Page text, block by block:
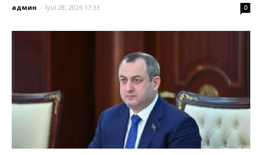
админ - İyul 28, 2026 17:33 0